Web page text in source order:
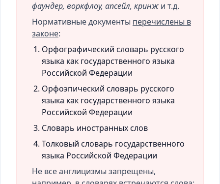
фаундер, воркфлоу, апсейл, кринж и т.д.
Нормативные документы перечислены в
законе:
Орфографический словарь русского
языка как государственного языка
Российской Федерации
Орфоэпический словарь русского
языка как государственного языка
Российской Федерации
Словарь иностранных слов
Толковый словарь государственного
языка Российской Федерации
Не все англицизмы запрещены,